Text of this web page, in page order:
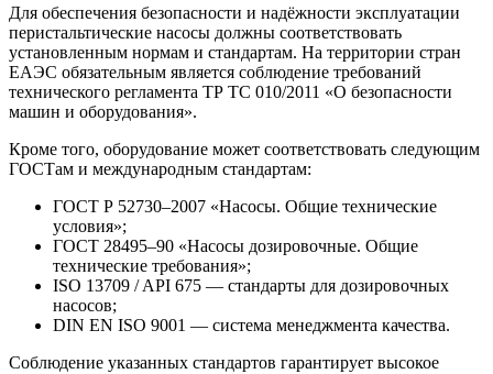
Для обеспечения безопасности и надёжности эксплуатации
перистальтические насосы должны соответствовать
установленным нормам и стандартам. На территории стран
ЕАЭС обязательным является соблюдение требований
технического регламента ТР ТС 010/2011 «О безопасности
машин и оборудования».
Кроме того, оборудование может соответствовать следующим
ГОСТам и международным стандартам:
ГОСТ Р 52730–2007 «Насосы. Общие технические
условия»;
ГОСТ 28495–90 «Насосы дозировочные. Общие
технические требования»;
ISO 13709 / API 675 — стандарты для дозировочных
насосов;
DIN EN ISO 9001 — система менеджмента качества.
Соблюдение указанных стандартов гарантирует высокое